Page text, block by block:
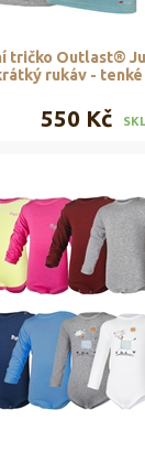
tričko Outlast®
rukáv - tenké
550 Kč